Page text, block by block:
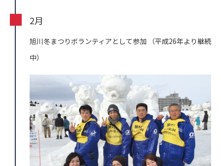
2月
旭川冬まつりボランティアとして参加 （平成26年より継続
中）